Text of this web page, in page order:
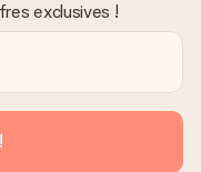
exclusives !